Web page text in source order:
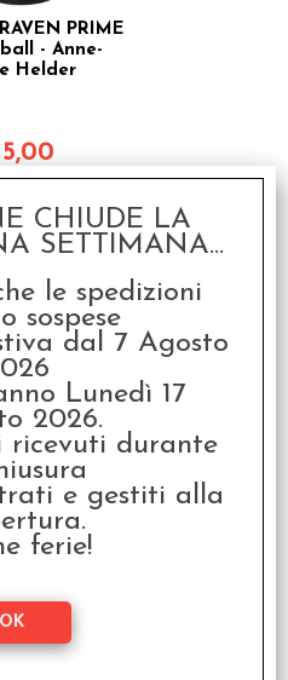
PRIME
- Anne-
Helder
5,00
PRIME
- Mee-kel
SCONTO 49.7%
5,00
CHIUDE LA
SETTIMANA...
le spedizioni
sospese
dal 7 Agosto
Lunedì 17
2026.
ricevuti durante
e gestiti alla
ferie!